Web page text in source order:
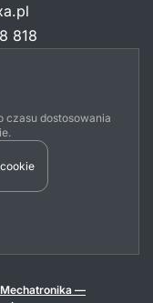
818
czasu dostosowania
Mechatronika —